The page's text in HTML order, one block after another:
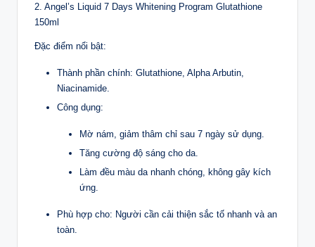
2. Angel’s Liquid 7 Days Whitening Program Glutathione
150ml
Đặc điểm nổi bật:
Thành phần chính: Glutathione, Alpha Arbutin,
Niacinamide.
Công dụng:
Mờ nám, giảm thâm chỉ sau 7 ngày sử dụng.
Tăng cường độ sáng cho da.
Làm đều màu da nhanh chóng, không gây kích
ứng.
Phù hợp cho: Người cần cải thiện sắc tố nhanh và an
toàn.